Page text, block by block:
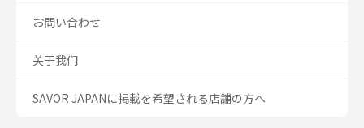
お問い合わせ
关于我们
SAVOR JAPANに掲載を希望される店舗の方へ